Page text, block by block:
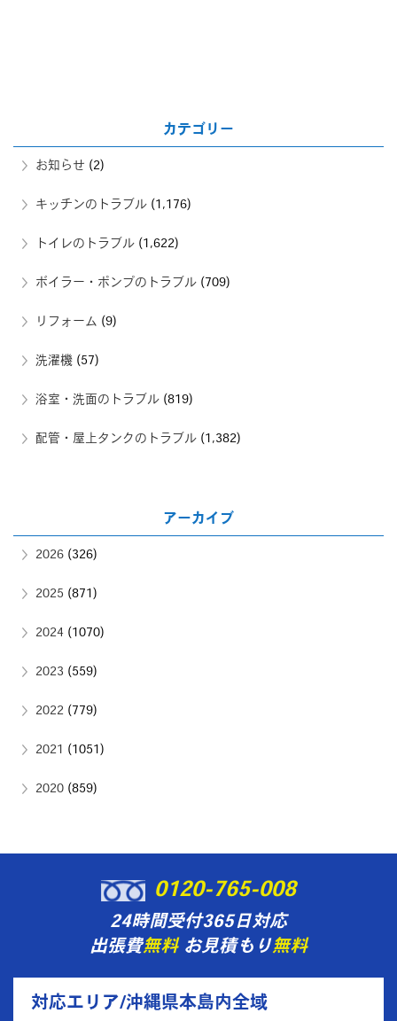
カテゴリー
お知らせ (2)
キッチンのトラブル (1,176)
トイレのトラブル (1,622)
ボイラー・ポンプのトラブル (709)
リフォーム (9)
洗濯機 (57)
浴室・洗面のトラブル (819)
配管・屋上タンクのトラブル (1,382)
アーカイブ
2026 (326)
2025 (871)
2024 (1070)
2023 (559)
2022 (779)
2021 (1051)
2020 (859)
0120-765-008
24時間受付365日対応
出張費無料お見積もり無料
対応エリア/沖縄県本島内全域